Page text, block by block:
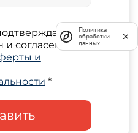
что
и согласен с
и
*
Политика
обработки
данных